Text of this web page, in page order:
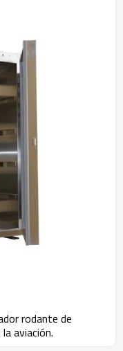
rodante de
aviación.